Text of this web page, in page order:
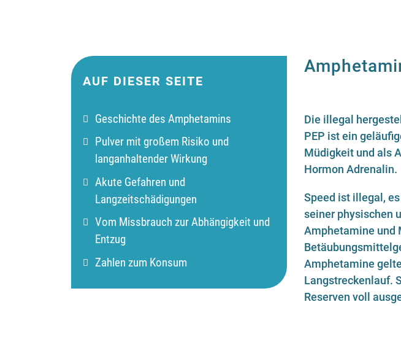
AUF DIESER SEITE
Geschichte des Amphetamins
Pulver mit großem Risiko und
langanhaltender Wirkung
Akute Gefahren und
Langzeitschädigungen
Vom Missbrauch zur Abhängigkeit und
Entzug
Zahlen zum Konsum
Die illegal
PEP ist ein
Müdigkeit und als
Hormon Adrenalin.
Speed ist illegal,
seiner physischen
Amphetamine und
Amphetamine
Langstreckenlauf.
Reserven voll